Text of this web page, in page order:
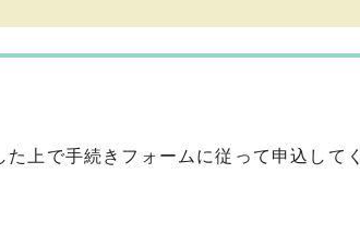
上で手続きフォームに従って申込してく